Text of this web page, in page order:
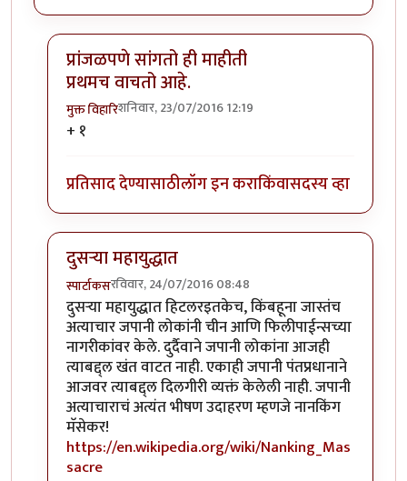
प्रांजळपणे सांगतो ही माहीती
प्रथमच वाचतो आहे.
मुक्त विहारिशनिवार, 23/07/2016 12:19
In reply to
+ १
प्रतिसाद देण्यासाठीलॉग इन कराकिंवासदस्य व्हा
दुसर्‍या महायुद्धात
स्पार्टाकसरविवार, 24/07/2016 08:48
In reply toअद्भुतbyनाखु
दुसर्‍या महायुद्धात हिटलरइतकेच, किंबहूना जास्तंच
अत्याचार जपानी लोकांनी चीन आणि फिलीपाईन्सच्या
नागरीकांवर केले. दुर्दैवाने जपानी लोकांना आजही
त्याबद्द्ल खंत वाटत नाही. एकाही जपानी पंतप्रधानाने
आजवर त्याबद्द्ल दिलगीरी व्यक्तं केलेली नाही. जपानी
अत्याचाराचं अत्यंत भीषण उदाहरण म्हणजे नानकिंग
मॅसेकर!
https://en.wikipedia.org/wiki/Nanking_Mas
sacre